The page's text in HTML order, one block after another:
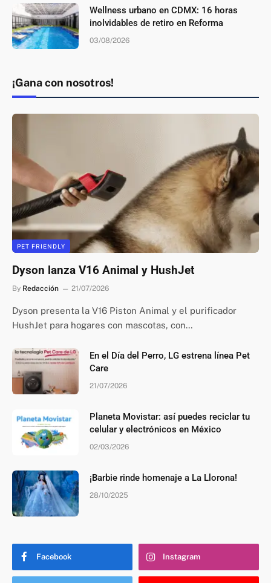
Wellness urbano en CDMX: 16 horas
inolvidables de retiro en Reforma
03/08/2026
¡Gana con nosotros!
PET FRIENDLY
Dyson lanza V16 Animal y HushJet
By Redacción 21/07/2026
Dyson presenta la V16 Piston Animal y el purificador
HushJet para hogares con mascotas, con…
En el Día del Perro, LG estrena línea Pet
Care
21/07/2026
Planeta Movistar: así puedes reciclar tu
celular y electrónicos en México
02/03/2026
¡Barbie rinde homenaje a La Llorona!
28/10/2025
Facebook Instagram